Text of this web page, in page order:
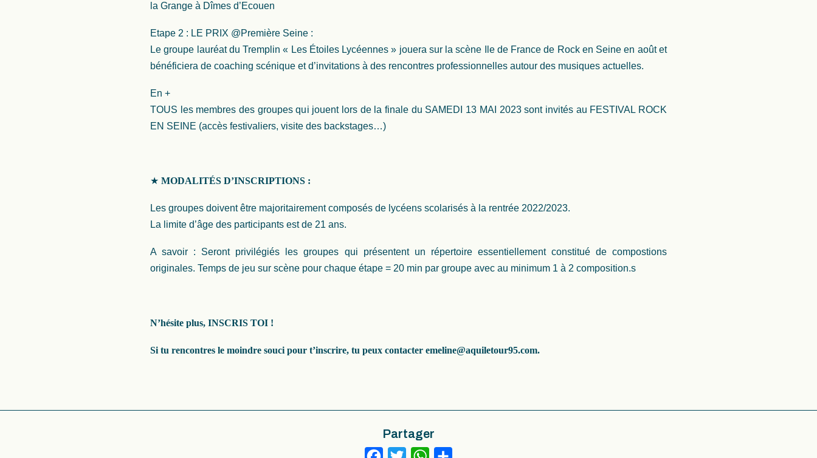
la Grange à Dîmes d’Ecouen
Etape 2 : LE PRIX @Première Seine :
Le groupe lauréat du Tremplin « Les Étoiles Lycéennes » jouera sur la scène Ile de France de Rock en Seine en août et
bénéficiera de coaching scénique et d’invitations à des rencontres professionnelles autour des musiques actuelles.
En +
TOUS les membres des groupes qui jouent lors de la finale du SAMEDI 13 MAI 2023 sont invités au FESTIVAL ROCK
EN SEINE (accès festivaliers, visite des backstages…)
★ MODALITÉS D’INSCRIPTIONS :
Les groupes doivent être majoritairement composés de lycéens scolarisés à la rentrée 2022/2023.
La limite d’âge des participants est de 21 ans.
A savoir : Seront privilégiés les groupes qui présentent un répertoire essentiellement constitué de compostions
originales. Temps de jeu sur scène pour chaque étape = 20 min par groupe avec au minimum 1 à 2 composition.s
N’hésite plus, INSCRIS TOI !
Si tu rencontres le moindre souci pour t’inscrire, tu peux contacter emeline@aquiletour95.com.
Partager